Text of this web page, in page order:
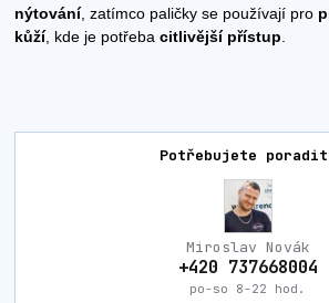
Potřebujete
Miroslav Novák
+420 737668004
po-so 8-22 hod.
nýtování, zatímco paličky se používají pro
kůží, kde je potřebacitlivější přístup